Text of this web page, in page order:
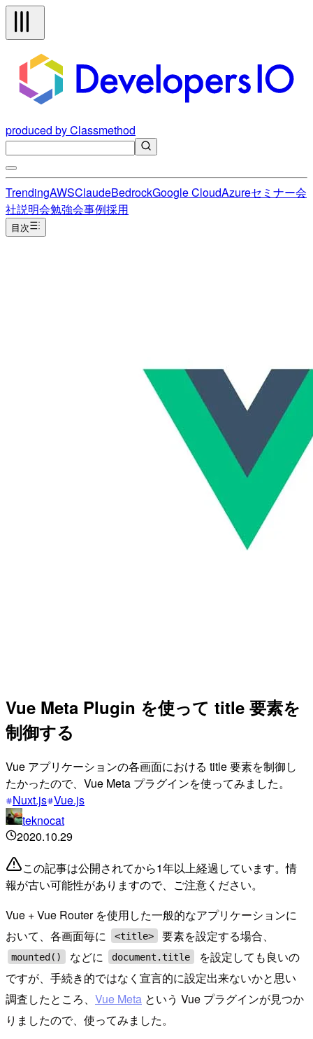
produced by Classmethod
TrendingAWSClaudeBedrockGoogle CloudAzureセミナー会
社説明会勉強会事例採用
目次
Vue Meta Plugin を使って title 要素を
制御する
Vue アプリケーションの各画面における title 要素を制御し
たかったので、Vue Meta プラグインを使ってみました。
Nuxt.js Vue.js
teknocat
2020.10.29
この記事は公開されてから1年以上経過しています。情
報が古い可能性がありますので、ご注意ください。
Vue + Vue Router を使用した一般的なアプリケーションに
おいて、各画面毎に
<title> 要素を設定する場合、
mounted() などに document.title
を設定しても良いの
ですが、手続き的ではなく宣言的に設定出来ないかと思い
調査したところ、 Vue Meta という Vue プラグインが見つか
りましたので、使ってみました。